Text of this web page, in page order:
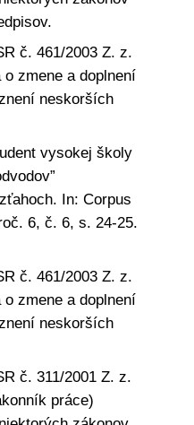
č. 461/2003 Z. z.
zmene a doplnení
neskorších
vysokej školy
In: Corpus
6, č. 6, s. 24-25.
č. 461/2003 Z. z.
zmene a doplnení
neskorších
č. 311/2001 Z. z.
práce)